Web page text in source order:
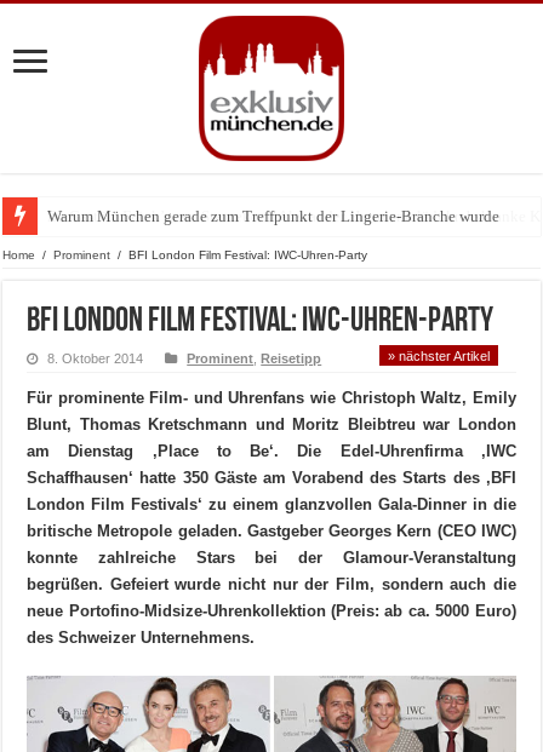
Warum München gerade zum Treffpunkt der Lingerie-Branche wurde
Home / Prominent / BFI London Film Festival: IWC-Uhren-Party
BFI London Film Festival: IWC-Uhren-Party
8. Oktober 2014 Prominent ,Reisetipp » nächster Artikel
Für prominente Film- und Uhrenfans wie Christoph Waltz, Emily
Blunt, Thomas Kretschmann und Moritz Bleibtreu war London
am Dienstag ‚Place to Be‘. Die Edel-Uhrenfirma ‚IWC
Schaffhausen‘ hatte 350 Gäste am Vorabend des Starts des ‚BFI
London Film Festivals‘ zu einem glanzvollen Gala-Dinner in die
britische Metropole geladen. Gastgeber Georges Kern (CEO IWC)
konnte zahlreiche Stars bei der Glamour-Veranstaltung
begrüßen. Gefeiert wurde nicht nur der Film, sondern auch die
neue Portofino-Midsize-Uhrenkollektion (Preis: ab ca. 5000 Euro)
des Schweizer Unternehmens.